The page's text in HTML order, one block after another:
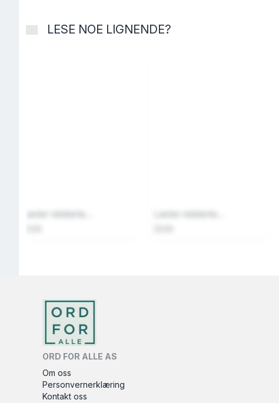
LESE NOE LIGNENDE?
Laster relaterte... Laster relaterte...
ORD FOR ALLE AS
Om oss
Personvernerklæring
Kontakt oss